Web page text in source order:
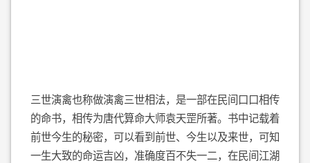
三世演禽也称做演禽三世相法，是一部在民间口口相传
的命书，相传为唐代算命大师袁天罡所著。书中记载着
前世今生的秘密，可以看到前世、今生以及来世，可知
一生大致的命运吉凶，准确度百不失一二，在民间江湖